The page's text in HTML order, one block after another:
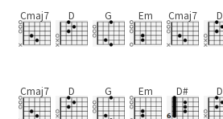
Cmaj7 D G Em Cmaj7 D
Cmaj7 D G Em D# D